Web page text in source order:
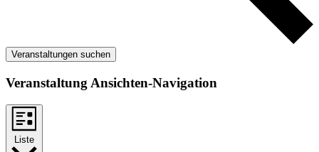
Veranstaltungen suchen
Veranstaltung Ansichten-Navigation
Liste